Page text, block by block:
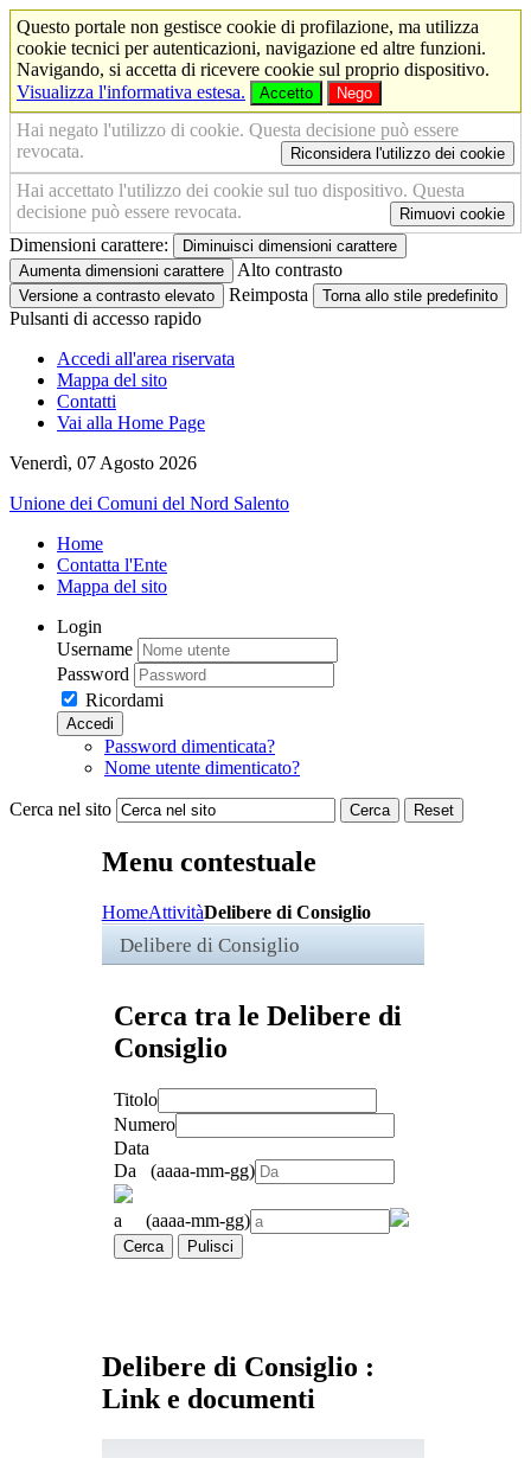
Questo portale non gestisce cookie di profilazione, ma utilizza
cookie tecnici per autenticazioni, navigazione ed altre funzioni.
Navigando, si accetta di ricevere cookie sul proprio dispositivo.
Visualizza l'informativa estesa.
Accetto Nego
Hai negato l'utilizzo di cookie. Questa decisione può essere
revocata.
Riconsidera l'utilizzo dei cookie
Hai accettato l'utilizzo dei cookie sul tuo dispositivo. Questa
decisione può essere revocata.
Rimuovi cookie
Dimensioni carattere:
Diminuisci dimensioni carattere
Aumenta dimensioni carattere
Alto contrasto
Versione a contrasto elevato Reimposta Torna allo stile predefinito
Pulsanti di accesso rapido
Accedi all'area riservata
Mappa del sito
Contatti
Vai alla Home Page
Venerdì, 07 Agosto 2026
Unione dei Comuni del Nord Salento
Home
Contatta l'Ente
Mappa del sito
Login
Username
Password
Ricordami
Accedi
Password dimenticata?
Nome utente dimenticato?
Cerca nel sito Cerca Reset
Menu contestuale
HomeAttivitàDelibere di Consiglio
Delibere di Consiglio
Cerca tra le Delibere di
Consiglio
Titolo
Numero
Data
Da (aaaa-mm-gg)
a (aaaa-mm-gg)
Cerca Pulisci
Delibere di Consiglio :
Link e documenti